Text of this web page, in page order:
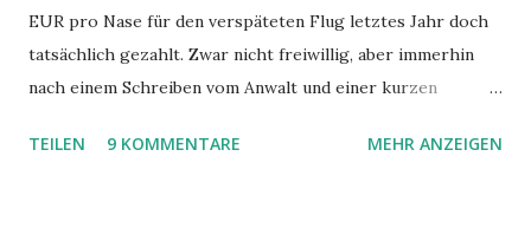
EUR pro Nase für den verspäteten Flug letztes Jahr doch
tatsächlich gezahlt. Zwar nicht freiwillig, aber immerhin
nach einem Schreiben vom Anwalt und einer kurzen
Flug von Fuerteventura nach Hahn flog erst ca. 7 Stunden
TEILEN 9 KOMMENTARE MEHR ANZEIGEN